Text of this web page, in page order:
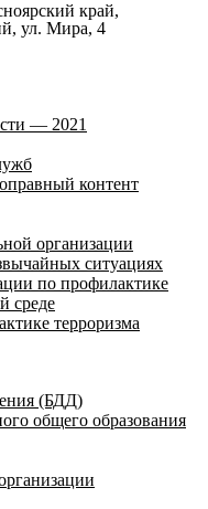
край,
ул. Мира, 4
— 2021
контент
организации
ситуациях
по профилактике
среде
терроризма
(БДД)
общего образования